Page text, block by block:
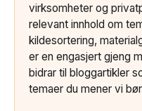
virksomheter og
relevant innhold om
kildesortering,
er en engasjert gjeng
bidrar til bloggartikler
temaer du mener vi